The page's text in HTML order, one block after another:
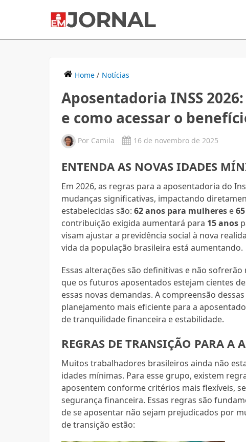
Home / Notícias
Aposentadoria INSS
e como acessar o
Por Camila 16 de novembro de 2025
ENTENDA AS NOVAS IDADES
Em 2026, as regras para a aposentadoria do
mudanças significativas, impactando
estabelecidas são:62 anos para mulheres e
contribuição exigida aumentará para 15 anos
visam ajustar a previdência social à nova
vida da população brasileira está aumentando.
Essas alterações são definitivas e não
que os futuros aposentados estejam cientes
essas novas demandas. A compreensão
planejamento mais eficiente para a
de tranquilidade financeira e estabilidade.
REGRAS DE TRANSIÇÃO PARA A
Muitos trabalhadores brasileiros ainda não
idades mínimas. Para esse grupo, existem
aposentem conforme critérios mais flexíveis,
segurança financeira. Essas regras são
de se aposentar não sejam prejudicados por
de transição estão: